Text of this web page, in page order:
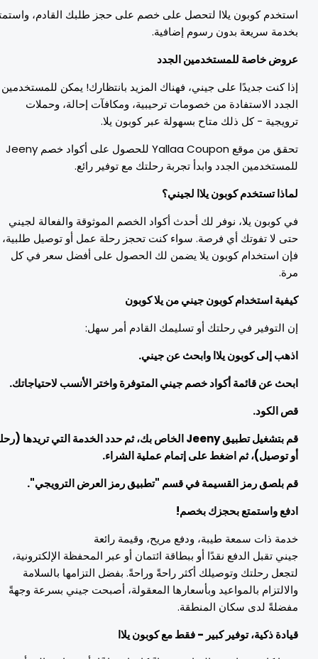
كوبون يلاا لتحصل على خصم على حجز طلبك القادم، واستمتع
سريعة بدون رسوم إضافية.
خاصة للمستخدمين الجدد
كنت جديدًا على جيني، فهناك المزيد بانتظارك! يمكن للمستخدمين
الاستفادة من خصومات ترحيبية، ومكافآت إحالة، وحملات
- كل ذلك متاح بسهولة عبر كوبون يلا.
تحقق من موقع Yallaa Coupon للحصول على أكواد خصم Jeeny
الجدد وابدأ تجربة رحلتك مع توفير رائع.
تستخدم كوبون يلاا لجيني؟
كوبون يلا، نوفر لك أحدث أكواد الخصم الموثوقة والفعالة لجيني
لا تفوتك أي فرصة. سواء كنت تحجز رحلة عمل أو توصيل طلبية،
استخدام كوبون يلا يضمن لك الحصول على أفضل سعر في كل
استخدام كوبون جيني من يلا كوبون
التوفير في رحلتك أو تسليمك القادم أمر سهل:
إلى كوبون يلاا وابحث عن جيني.
عن قائمة أكواد خصم جيني المتوفرة واختر الأنسب لاحتياجاتك.
الكود.
قم بتشغيل تطبيق Jeeny الخاص بك، ثم حدد الخدمة التي تريدها (رحلة
توصيل)، ثم اضغط على إتمام عملية الشراء.
بلصق رمز القسيمة في قسم "تطبيق رمز العرض الترويجي".
واستمتع بحجزك بخصم!
ذات سمعة طيبة، ودفع مريح، وقيمة رائعة
تقبل الدفع نقدًا أو ببطاقة ائتمان أو عبر المحفظة الإلكترونية،
رحلتك وتوصيلك أكثر راحةً وراحةً. بفضل التزامها بالسلامة
بالمواعيد وبأسعارها المعقولة، أصبحت جيني بسرعة وجهةً
لدى سكان المنطقة.
ذكية، توفير كبير - فقط مع كوبون يلاا